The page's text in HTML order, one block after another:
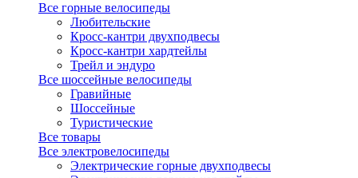
Все горные велосипеды
Любительские
Кросс-кантри двухподвесы
Кросс-кантри хардтейлы
Трейл и эндуро
Все шоссейные велосипеды
Гравийные
Шоссейные
Туристические
Все товары
Все электровелосипеды
Электрические горные двухподвесы